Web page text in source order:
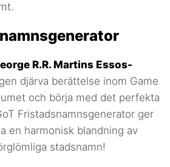
R.R. Martins Essos-
djärva berättelse inom Game
och börja med det perfekta
Fristadsnamnsgenerator ger
en harmonisk blandning av
stadsnamn!